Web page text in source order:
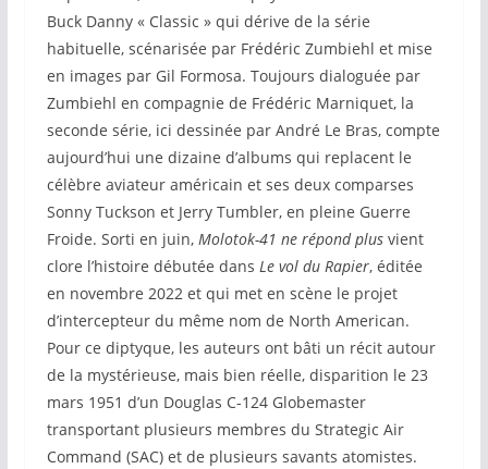
Buck Danny « Classic » qui dérive de la série
habituelle, scénarisée par Frédéric Zumbiehl et mise
en images par Gil Formosa. Toujours dialoguée par
Zumbiehl en compagnie de Frédéric Marniquet, la
seconde série, ici dessinée par André Le Bras, compte
aujourd’hui une dizaine d’albums qui replacent le
célèbre aviateur américain et ses deux comparses
Sonny Tuckson et Jerry Tumbler, en pleine Guerre
Froide. Sorti en juin, Molotok-41 ne répond plusvient
clore l’histoire débutée dans Le vol du Rapier, éditée
en novembre 2022 et qui met en scène le projet
d’intercepteur du même nom de North American.
Pour ce diptyque, les auteurs ont bâti un récit autour
de la mystérieuse, mais bien réelle, disparition le 23
mars 1951 d’un Douglas C-124 Globemaster
transportant plusieurs membres du Strategic Air
Command (SAC) et de plusieurs savants atomistes.